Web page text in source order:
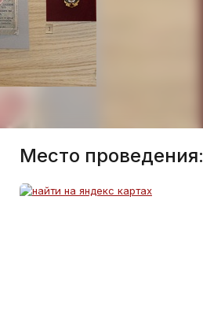
Место проведения: